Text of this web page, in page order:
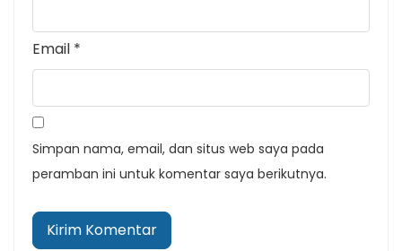
Email *
Simpan nama, email, dan situs web saya pada
peramban ini untuk komentar saya berikutnya.